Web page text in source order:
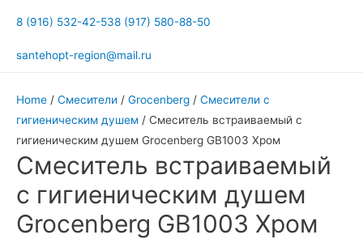
8 (916) 532-42-538 (917) 580-88-50
santehopt-region@mail.ru
Home / Смесители / Grocenberg / Смесители с
гигиеническим душем / Смеситель встраиваемый с
гигиеническим душем Grocenberg GB1003 Хром
Смеситель встраиваемый
с гигиеническим душем
Grocenberg GB1003 Хром